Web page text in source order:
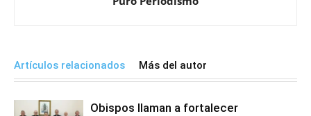
Artículos relacionados Más del autor
Obispos llaman a fortalecer